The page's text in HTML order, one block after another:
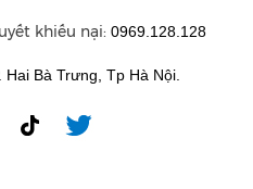
khiếu nại: 0969.128.128
Bà Trưng, Tp Hà Nội.